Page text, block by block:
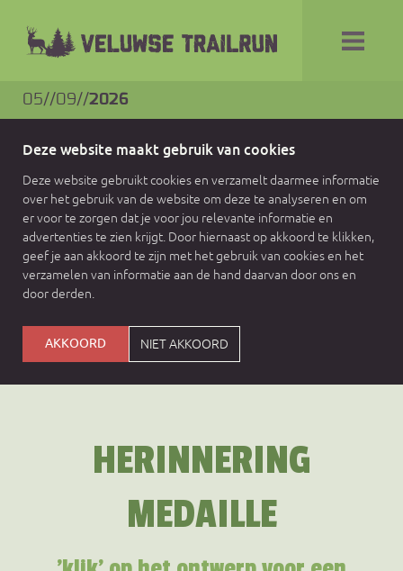
05//09//2026
Deze website maakt gebruik van cookies
Deze website gebruikt cookies en verzamelt daarmee informatie
over het gebruik van de website om deze te analyseren en om
er voor te zorgen dat je voor jou relevante informatie en
advertenties te zien krijgt. Door hiernaast op akkoord te klikken,
geef je aan akkoord te zijn met het gebruik van cookies en het
verzamelen van informatie aan de hand daarvan door ons en
door derden.
AKKOORD NIET AKKOORD
HERINNERING
MEDAILLE